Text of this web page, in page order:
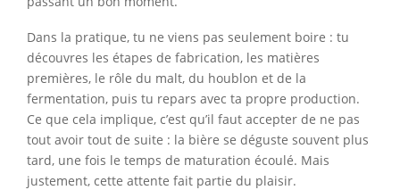
Dans la pratique, tu ne viens pas seulement boire : tu
découvres les étapes de fabrication, les matières
premières, le rôle du malt, du houblon et de la
fermentation, puis tu repars avec ta propre production.
Ce que cela implique, c’est qu’il faut accepter de ne pas
tout avoir tout de suite : la bière se déguste souvent plus
tard, une fois le temps de maturation écoulé. Mais
justement, cette attente fait partie du plaisir.